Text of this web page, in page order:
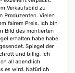
Verkaufsbild zu
Produzenten. Vielen
fairem Preis. Ich bin
Bild des montierten
erhalten habe habe
Spiegel der
und billig. Ich
all abendlich
es wird. Natürlich